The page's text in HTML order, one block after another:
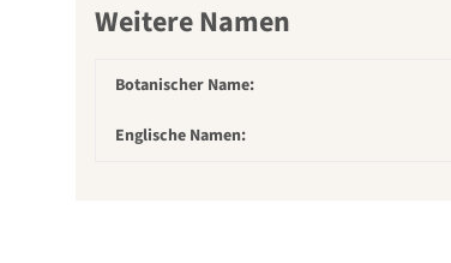
Weitere Namen
Botanischer Name:
Englische Namen: